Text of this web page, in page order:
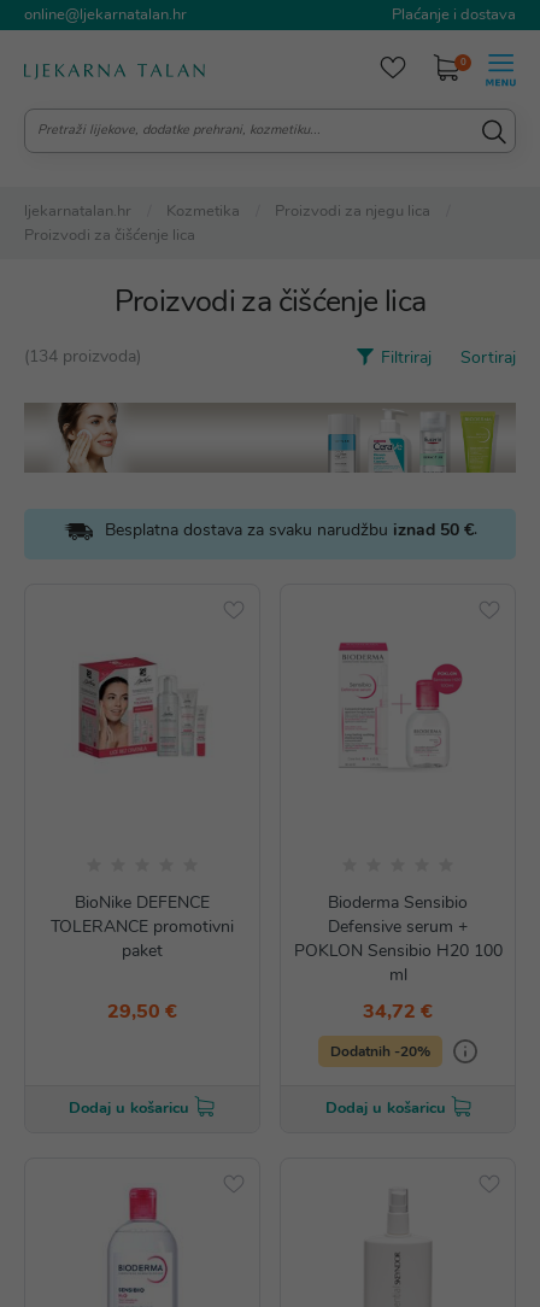
online@ljekarnatalan.hr Plaćanje i dostava
0
ljekarnatalan.hr Kozmetika
Proizvodi za njegu lica
Proizvodi za čišćenje lica
Proizvodi za čišćenje lica
(134 proizvoda) Filtriraj Sortiraj
Besplatna dostava za svaku narudžbu iznad 50 €.
BioNike DEFENCE
TOLERANCE promotivni
paket
29,50 €
Dodaj u košaricu
Bioderma Sensibio
Defensive serum +
POKLON Sensibio H20 100
ml
34,72 €
Dodatnih -20%
Dodaj u košaricu